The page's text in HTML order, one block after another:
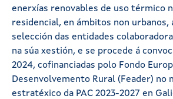
enerxías renovables de uso térmico
residencial, en ámbitos non urbanos,
selección das entidades
na súa xestión, e se procede á
2024, cofinanciadas polo Fondo
Desenvolvemento Rural (Feader) no
estratéxico da PAC 2023-2027 en